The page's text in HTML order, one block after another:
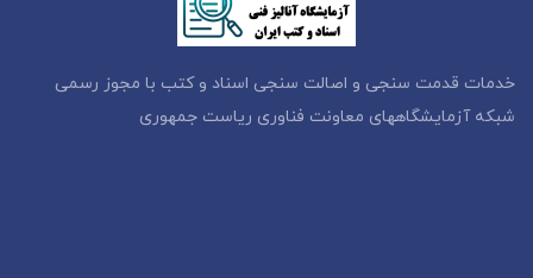
خدمات قدمت سنجی و اصالت سنجی اسناد و کتب با مجوز رسمی
شبکه آزمایشگاههای معاونت فناوری ریاست جمهوری